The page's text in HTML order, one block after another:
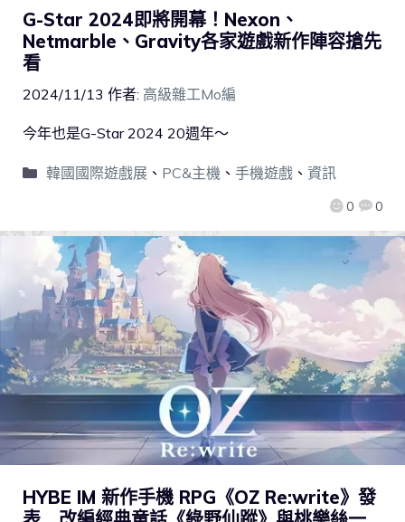
G-Star 2024即將開幕！Nexon、
Netmarble、Gravity各家遊戲新作陣容搶先
看
2024/11/13 作者: 高級雜工Mo編
0 0
今年也是G-Star 2024 20週年～
韓國國際遊戲展、 PC&主機、 手機遊戲、 資訊
HYBE IM 新作手機 RPG《OZ Re:write》發